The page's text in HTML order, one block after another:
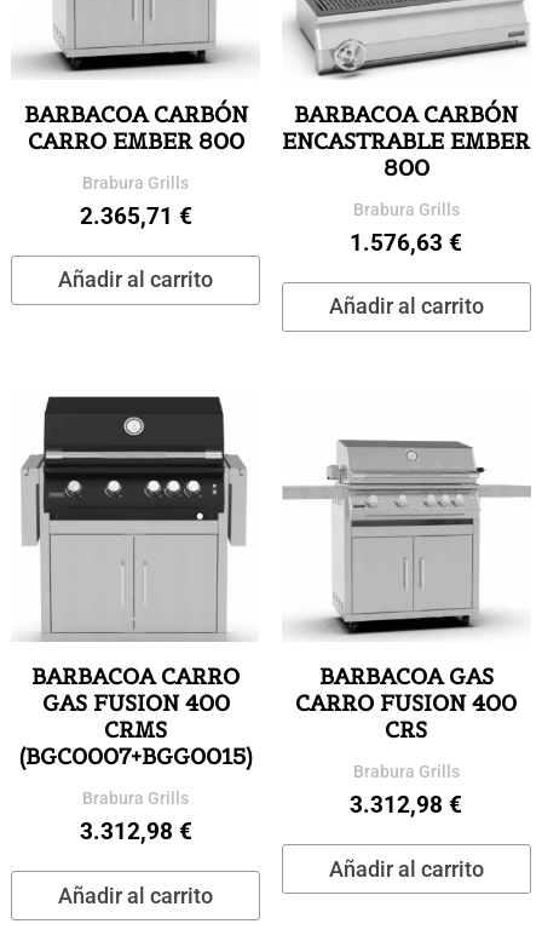
BARBACOA CARBÓN
CARRO EMBER 800
Brabura Grills
2.365,71 €
Añadir al carrito
BARBACOA CARBÓN
ENCASTRABLE EMBER
800
Brabura Grills
1.576,63€
Añadir al carrito
BARBACOA CARRO
GAS FUSION 400
CRMS
(BGC0007+BGG0015)
Brabura Grills
3.312,98 €
Añadir al carrito
BARBACOA GAS
CARRO FUSION 400
CRS
Brabura Grills
3.312,98€
Añadir al carrito